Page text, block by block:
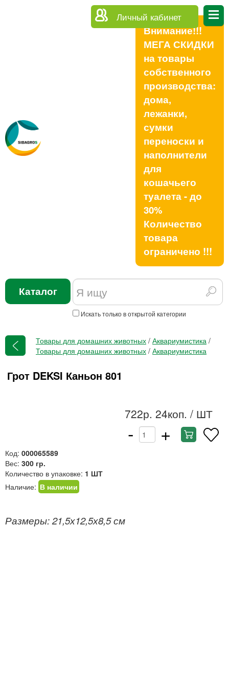
Личный кабинет
Внимание!!!
МЕГА СКИДКИ
на товары
собственного
производства:
дома,
лежанки,
сумки
переноски и
наполнители
для
кошачьего
туалета - до
30%
Количество
товара
ограничено !!!
Каталог
Искать только в открытой категории
Товары для домашних животных / Аквариумистика /
Товары для домашних животных / Аквариумистика
Грот DEKSI Каньон 801
722р. 24коп. / ШТ
- +
Код: 000065589
Вес: 300 гр.
Количество в упаковке: 1 ШТ
Наличие: В наличии
Размеры: 21,5х12,5х8,5 см